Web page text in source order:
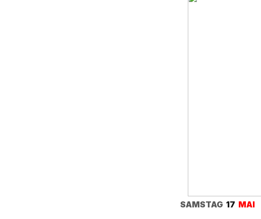
SAMSTAG 17 MAI